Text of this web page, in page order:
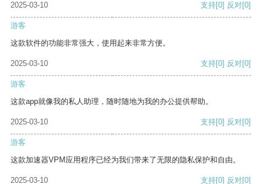
2025-03-10 支持[0] 反对[0]
游客
这款软件的功能非常强大，使用起来非常方便。
2025-03-10 支持[0] 反对[0]
游客
这款app就像我的私人助理，随时随地为我的办公提供帮助。
2025-03-10 支持[0] 反对[0]
游客
这款加速器VPM应用程序已经为我们带来了无限的隐私保护和自由。
2025-03-10 支持[0] 反对[0]